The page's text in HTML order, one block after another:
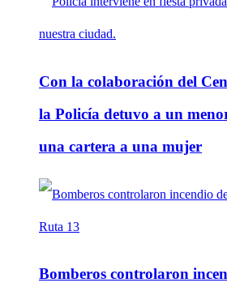
Con la colaboración del
la Policía detuvo a un
una cartera a una mujer
Bomberos controlaron